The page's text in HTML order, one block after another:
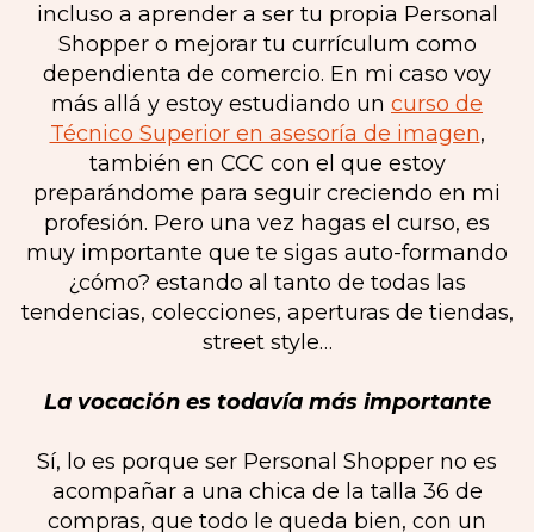
incluso a aprender a ser tu propia Personal
Shopper o mejorar tu currículum como
dependienta de comercio. En mi caso voy
más allá y estoy estudiando un curso de
Técnico Superior en asesoría de imagen,
también en CCC con el que estoy
preparándome para seguir creciendo en mi
profesión. Pero una vez hagas el curso, es
muy importante que te sigas auto-formando
¿cómo? estando al tanto de todas las
tendencias, colecciones, aperturas de tiendas,
street style…
La vocación es todavía más importante
Sí, lo es porque ser Personal Shopper no es
acompañar a una chica de la talla 36 de
compras, que todo le queda bien, con un